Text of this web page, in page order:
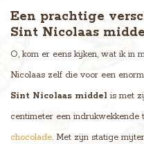
Een prachtige
Sint Nicolaas
O, kom er eens kijken, wat ik in
Nicolaas zelf die voor een
Sint Nicolaas middel is met
centimeter een
chocolade. Met zijn statige